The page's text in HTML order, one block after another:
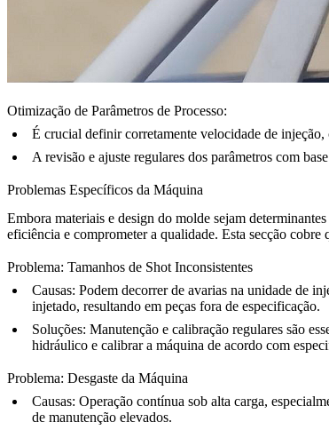
Otimização de Parâmetros de Processo:
É crucial definir corretamente velocidade de
A revisão e ajuste regulares dos parâmetros com
Problemas Específicos da Máquina
Embora materiais e design do molde sejam
eficiência e comprometer a qualidade. Esta secção
Problema: Tamanhos de Shot Inconsistentes
Causas: Podem decorrer de avarias na unidade de
injetado, resultando em peças fora de especificação.
Soluções: Manutenção e calibração regulares são
hidráulico e calibrar a máquina de acordo com
Problema: Desgaste da Máquina
Causas: Operação contínua sob alta carga,
de manutenção elevados.